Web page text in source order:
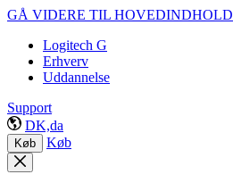
GÅ VIDERE TIL HOVEDINDHOLD
Logitech G
Erhverv
Uddannelse
Support
DK,da
Køb Køb